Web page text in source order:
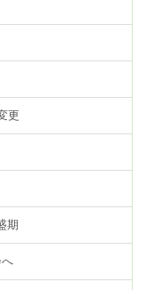
更
期
へ